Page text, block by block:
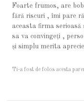
Foarte frumos, are
fără riscuri , îmi pare
aceasta firma serioasă
sa va convingeți ,
și simplu merita
Ti-a fost de folos acesta